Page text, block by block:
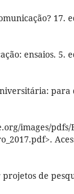
17.
ensaios. 5.
images/pdfs/
de